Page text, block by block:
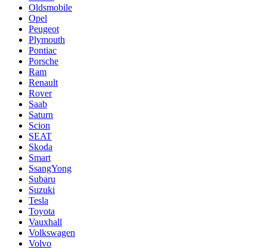
Oldsmobile
Opel
Peugeot
Plymouth
Pontiac
Porsche
Ram
Renault
Rover
Saab
Saturn
Scion
SEAT
Skoda
Smart
SsangYong
Subaru
Suzuki
Tesla
Toyota
Vauxhall
Volkswagen
Volvo